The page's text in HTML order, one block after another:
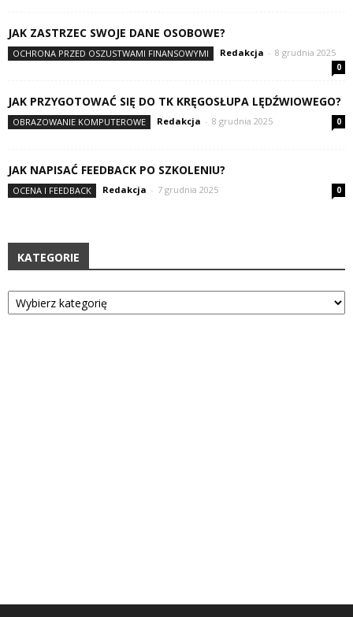
JAK ZASTRZEC SWOJE DANE OSOBOWE?
OCHRONA PRZED OSZUSTWAMI FINANSOWYMI Redakcja - 8 grudnia 2025
0
JAK PRZYGOTOWAĆ SIĘ DO TK KRĘGOSŁUPA LĘDŹWIOWEGO?
OBRAZOWANIE KOMPUTEROWE Redakcja - 8 grudnia 2025 0
JAK NAPISAĆ FEEDBACK PO SZKOLENIU?
OCENA I FEEDBACK Redakcja - 7 grudnia 2025 0
KATEGORIE
Kategorie